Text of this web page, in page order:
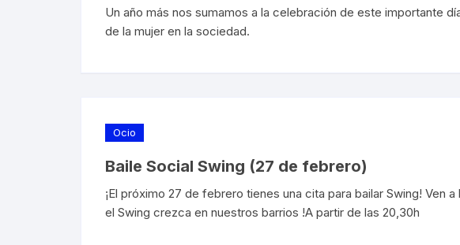
Un año más nos sumamos a la celebración de este importante
de la mujer en la sociedad.
Ocio
Baile Social Swing (27 de febrero)
¡El próximo 27 de febrero tienes una cita para bailar Swing! Ven
el Swing crezca en nuestros barrios !A partir de las 20,30h